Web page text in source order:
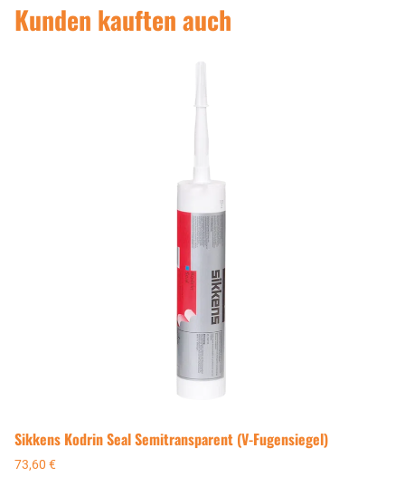
Kunden kauften auch
Sikkens Kodrin Seal Semitransparent (V-Fugensiegel)
73,60 €